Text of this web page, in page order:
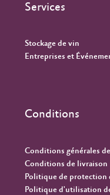
Services
Stockage de vin
Entreprises et
Conditions
Conditions générales
Conditions de livraison
Politique de protection
Politique d'utilisation